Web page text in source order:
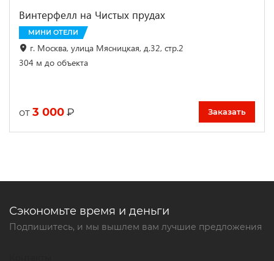
Винтерфелл на Чистых прудах
МИНИ ОТЕЛИ
г. Москва, улица Мясницкая, д.32, стр.2
304 м до объекта
от 3 000 ₽ Заказать
Сэкономьте время и деньги
Подпишитесь, и мы вышлем вам лучшие предложения